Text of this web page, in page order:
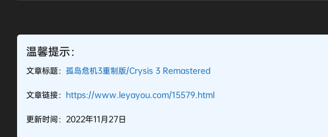
温馨提示：
文章标题： 孤岛危机3重制版/Crysis 3 Remastered
文章链接： https://www.leyayou.com/15579.html
更新时间：2022年11月27日